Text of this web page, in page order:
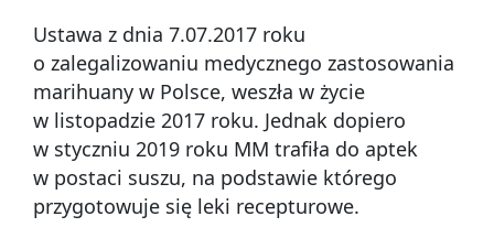
Ustawa z dnia 7.07.2017 roku
o zalegalizowaniu medycznego zastosowania
marihuany w Polsce, weszła w życie
w listopadzie 2017 roku. Jednak dopiero
w styczniu 2019 roku MM trafiła do aptek
w postaci suszu, na podstawie którego
przygotowuje się leki recepturowe.